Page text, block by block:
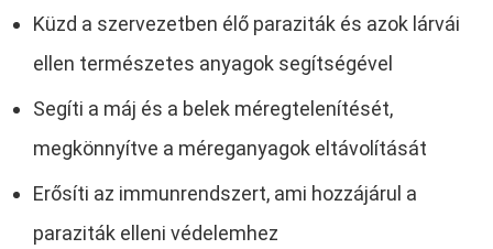
Küzd a szervezetben élő paraziták és azok lárvái
ellen természetes anyagok segítségével
Segíti a máj és a belek méregtelenítését,
megkönnyítve a méreganyagok eltávolítását
Erősíti az immunrendszert, ami hozzájárul a
paraziták elleni védelemhez